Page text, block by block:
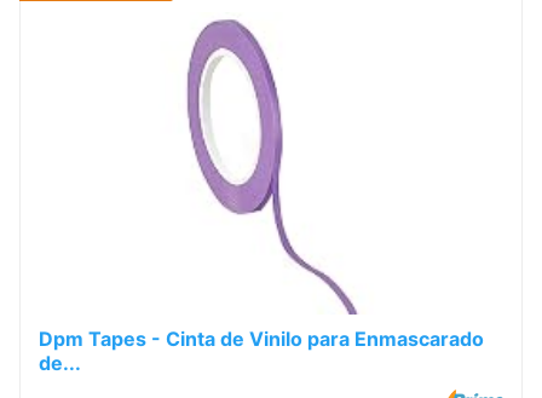
Dpm Tapes - Cinta de Vinilo para Enmascarado
de...